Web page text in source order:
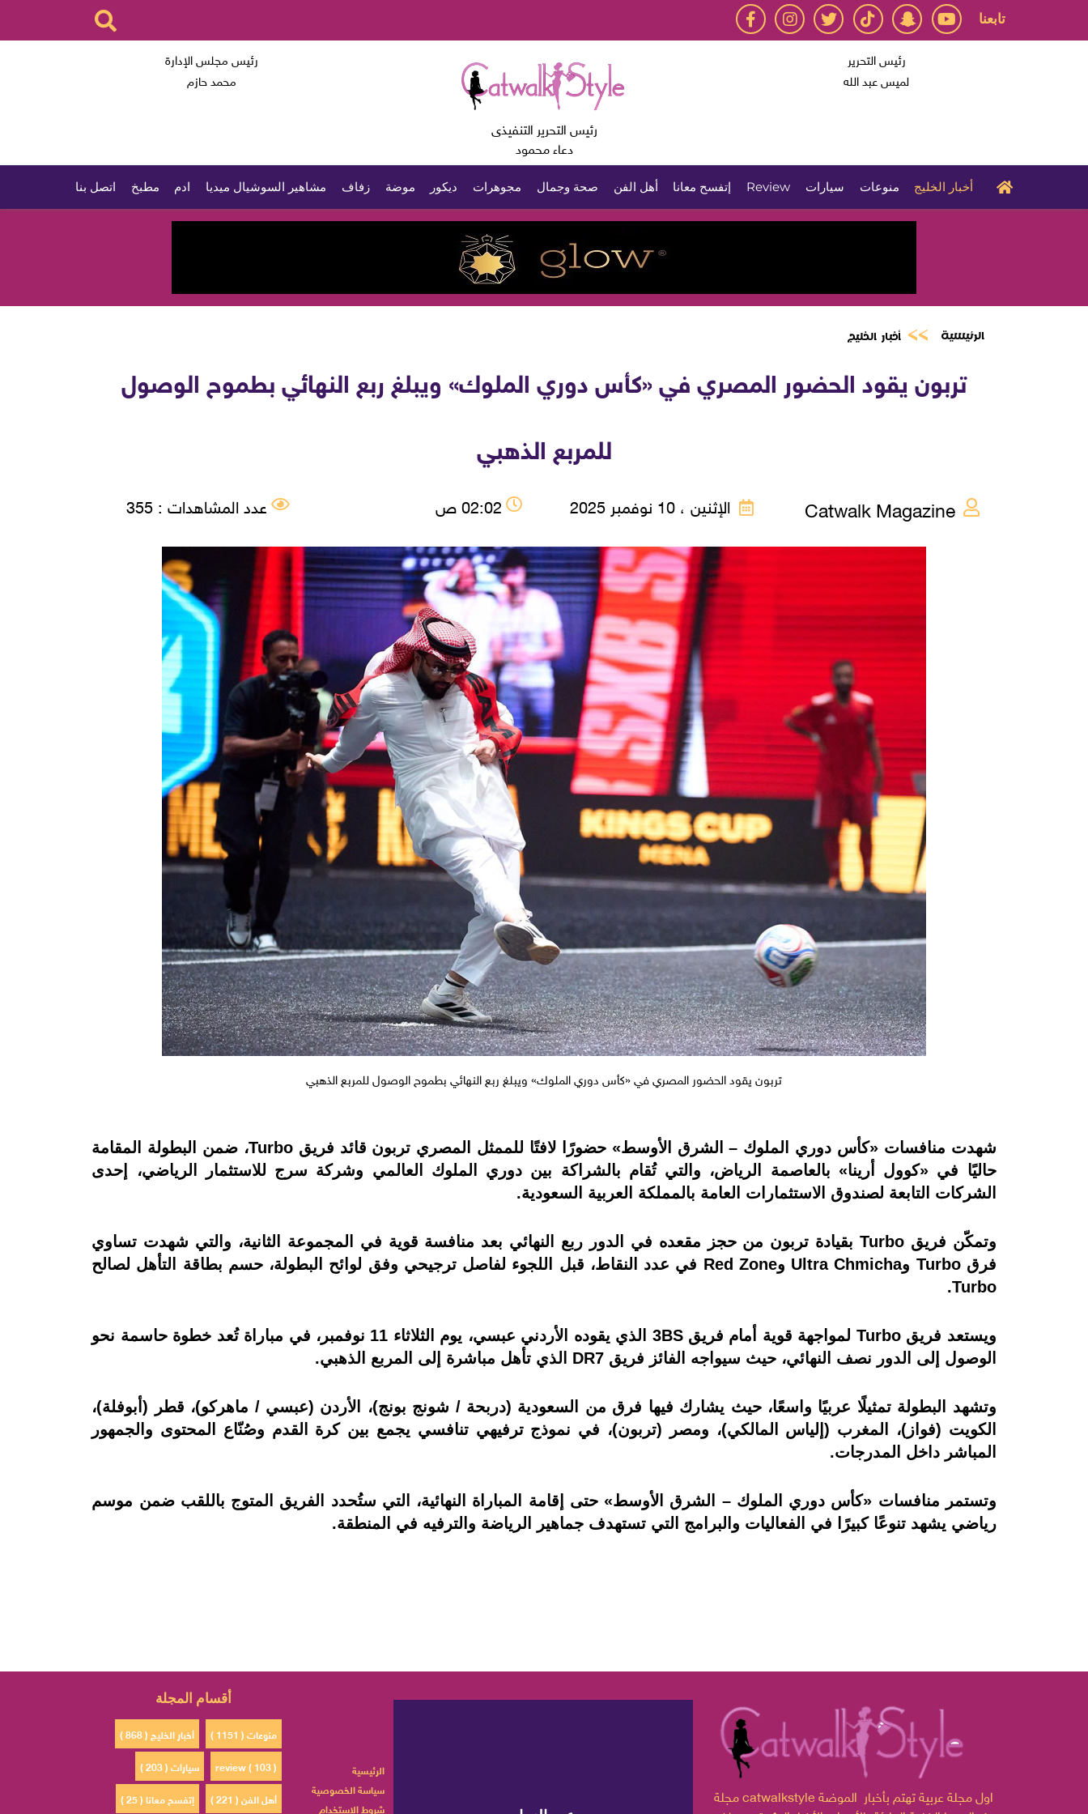
تابعنا
رئيس التحرير
لميس عبد الله
رئيس التحرير التنفيذى
دعاء محمود
رئيس مجلس الإدارة
محمد حازم
أخبار الخليج منوعات سيارات Review إتفسح معانا أهل الفن صحة وجمال مجوهرات ديكور موضة زفاف مشاهير السوشيال ميديا ادم مطبخ اتصل بنا
الرئيسية أخبار الخليج
تربون يقود الحضور المصري في «كأس دوري الملوك» ويبلغ ربع النهائي بطموح الوصول
للمربع الذهبي
Catwalk Magazine الإثنين ، 10 نوفمبر 2025 02:02 ص عدد المشاهدات : 355
تربون يقود الحضور المصري في «كأس دوري الملوك» ويبلغ ربع النهائي بطموح الوصول للمربع الذهبي
شهدت منافسات «كأس دوري الملوك – الشرق الأوسط» حضورًا لافتًا للممثل المصري تربون قائد فريق Turbo، ضمن البطولة المقامة
حاليًا في «كوول أرينا» بالعاصمة الرياض، والتي تُقام بالشراكة بين دوري الملوك العالمي وشركة سرج للاستثمار الرياضي، إحدى
الشركات التابعة لصندوق الاستثمارات العامة بالمملكة العربية السعودية.
وتمكّن فريق Turbo بقيادة تربون من حجز مقعده في الدور ربع النهائي بعد منافسة قوية في المجموعة الثانية، والتي شهدت تساوي
فرق Turbo وUltra Chmicha وRed Zone في عدد النقاط، قبل اللجوء لفاصل ترجيحي وفق لوائح البطولة، حسم بطاقة التأهل لصالح
Turbo.
ويستعد فريق Turbo لمواجهة قوية أمام فريق 3BS الذي يقوده الأردني عبسي، يوم الثلاثاء 11 نوفمبر، في مباراة تُعد خطوة حاسمة نحو
الوصول إلى الدور نصف النهائي، حيث سيواجه الفائز فريق DR7 الذي تأهل مباشرة إلى المربع الذهبي.
وتشهد البطولة تمثيلًا عربيًا واسعًا، حيث يشارك فيها فرق من السعودية (دربحة / شونج بونج)، الأردن (عبسي / ماهركو)، قطر (أبوفلة)،
الكويت (فواز)، المغرب (إلياس المالكي)، ومصر (تربون)، في نموذج ترفيهي تنافسي يجمع بين كرة القدم وصُنّاع المحتوى والجمهور
المباشر داخل المدرجات.
وتستمر منافسات «كأس دوري الملوك – الشرق الأوسط» حتى إقامة المباراة النهائية، التي ستُحدد الفريق المتوج باللقب ضمن موسم
رياضي يشهد تنوعًا كبيرًا في الفعاليات والبرامج التي تستهدف جماهير الرياضة والترفيه في المنطقة.
أقسام المجلة
أخبار الخليج ( 868 )
منوعات ( 1151 )
سيارات ( 203 )
review ( 103 )
إتفسح معانا ( 25 )
أهل الفن ( 221 )
الرئيسية
سياسة الخصوصية
شروط الاستخدام
مجلة catwalkstyle اول مجلة عربية تهتم بأخبار الموضة